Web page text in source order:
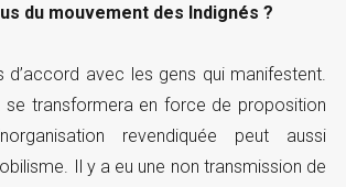
du mouvement des Indignés ?
d’accord avec les gens qui manifestent.
se transformera en force de proposition
revendiquée peut aussi
Il y a eu une non transmission de